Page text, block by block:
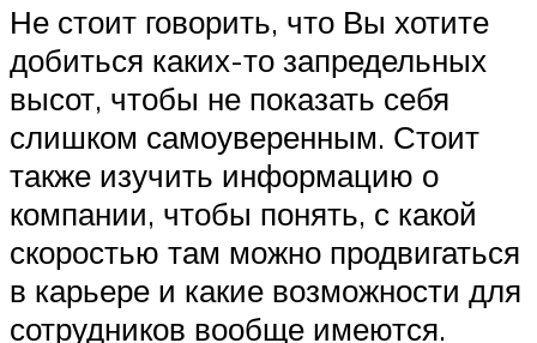
Не стоит говорить, что Вы хотите
добиться каких-то запредельных
высот, чтобы не показать себя
слишком самоуверенным. Стоит
также изучить информацию о
компании, чтобы понять, с какой
скоростью там можно продвигаться
в карьере и какие возможности для
сотрудников вообще имеются.